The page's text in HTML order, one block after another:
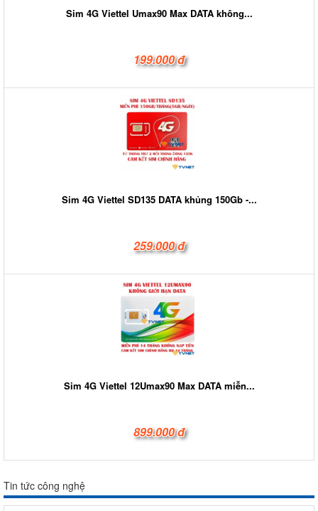
Sim 4G Viettel Umax90 Max DATA không...
199.000 đ
Sim 4G Viettel SD135 DATA khủng 150Gb -...
259.000 đ
Sim 4G Viettel 12Umax90 Max DATA miễn...
899.000 đ
Tin tức công nghệ